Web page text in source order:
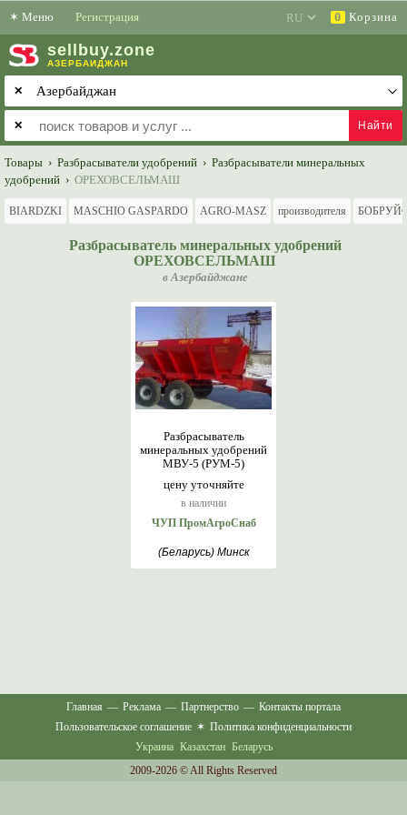
✶ Меню Регистрация 0 Корзина
sell buy.zone
АЗЕРБАЙДЖАН
✕
✕
Товары › Разбрасыватели удобрений › Разбрасыватели минеральных
удобрений › ОРЕХОВСЕЛЬМАШ
BIARDZKI MASCHIO GASPARDO AGRO-MASZ производителя
Разбрасыватель минеральных удобрений
ОРЕХОВСЕЛЬМАШ
в Азербайджане
цену уточняйте
в наличии
Разбрасыватель
минеральных удобрений
МВУ-5 (РУМ-5)
ЧУП ПромАгроСнаб
(Беларусь) Минск
Главная — Реклама — Партнерство — Контакты портала
Пользовательское соглашение ✶ Политика конфиденциальности
Украина Казахстан Беларусь
2009-2026 © All Rights Reserved